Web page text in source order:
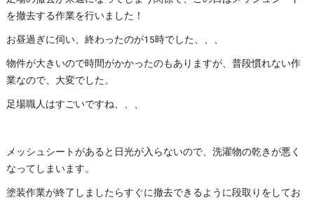
を撤去する作業を行いました！
お昼過ぎに伺い、終わったのが15時でした、、、
物件が大きいので時間がかかったのもありますが、普段慣れない作
業なので、大変でした。
足場職人はすごいですね、、、
メッシュシートがあると日光が入らないので、洗濯物の乾きが悪く
なってしまいます。
塗装作業が終了しましたらすぐに撤去できるように段取りをしてお